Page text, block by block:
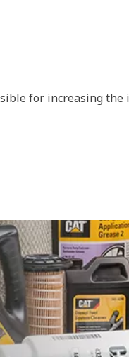
for increasing